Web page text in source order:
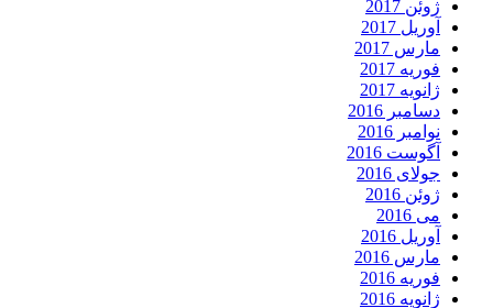
ژوئن 2017
آوریل 2017
مارس 2017
فوریه 2017
ژانویه 2017
دسامبر 2016
نوامبر 2016
آگوست 2016
جولای 2016
ژوئن 2016
می 2016
آوریل 2016
مارس 2016
فوریه 2016
ژانویه 2016